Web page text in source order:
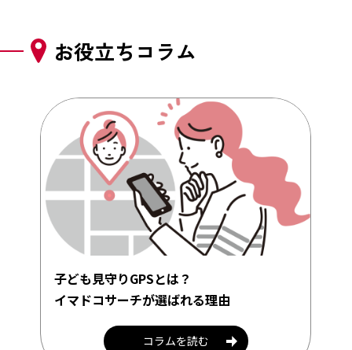
お役立ちコラム
子ども見守りGPSとは？
イマドコサーチが選ばれる理由
コラムを読む